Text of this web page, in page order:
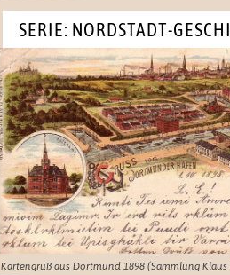
SERIE: NORDSTADT-
Kartengruß aus Dortmund 1898 (Sammlung Klaus